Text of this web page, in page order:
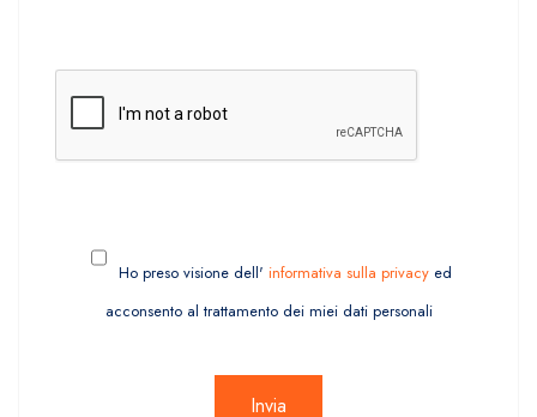
Ho preso visione dell' informativa sulla privacy ed
acconsento al trattamento dei miei dati personali